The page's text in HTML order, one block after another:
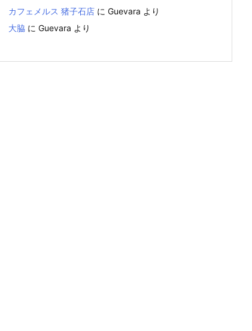
カフェメルス 猪子石店 に Guevara より
大脇 に Guevara より